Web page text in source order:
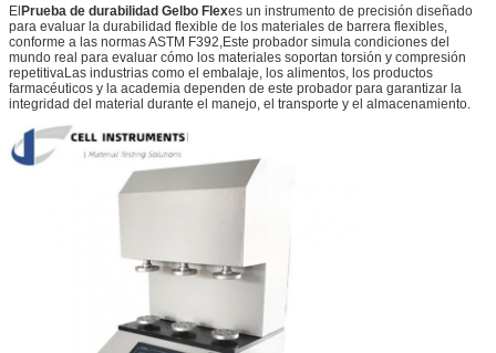
ElPrueba de durabilidad Gelbo Flexes un instrumento de precisión diseñado
para evaluar la durabilidad flexible de los materiales de barrera flexibles,
conforme a las normas ASTM F392,Este probador simula condiciones del
mundo real para evaluar cómo los materiales soportan torsión y compresión
repetitivaLas industrias como el embalaje, los alimentos, los productos
farmacéuticos y la academia dependen de este probador para garantizar la
integridad del material durante el manejo, el transporte y el almacenamiento.